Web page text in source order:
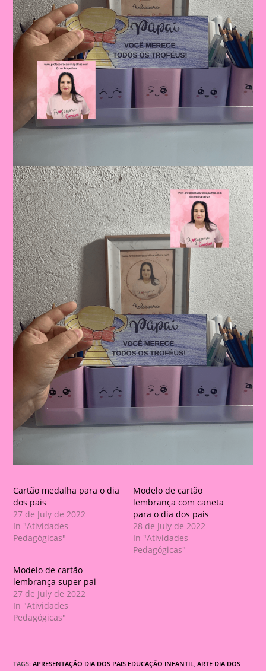
Cartão medalha para o dia
dos pais
27 de July de 2022
In "Atividades
Pedagógicas"
Modelo de cartão
lembrança com caneta
para o dia dos pais
28 de July de 2022
In "Atividades
Pedagógicas"
Modelo de cartão
lembrança super pai
27 de July de 2022
In "Atividades
Pedagógicas"
TAGS:APRESENTAÇÃO DIA DOS PAIS EDUCAÇÃO INFANTIL ARTE DIA DOS